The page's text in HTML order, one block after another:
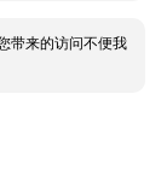
带来的访问不便我